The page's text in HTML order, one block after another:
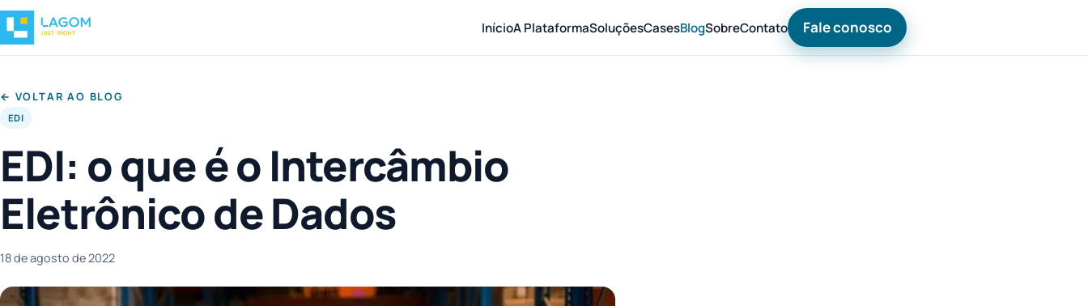
InícioA PlataformaSoluçõesCasesBlogSobreContato Fale conosco
← VOLTAR AO BLOG
EDI
EDI: o que é o Intercâmbio
Eletrônico de Dados
18 de agosto de 2022